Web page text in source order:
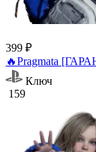
399 ₽
🔥Pragmata
Ключ
159